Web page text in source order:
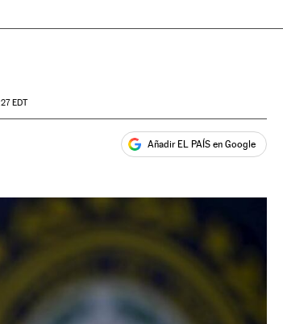
EDT
Añadir EL PAÍS en Google